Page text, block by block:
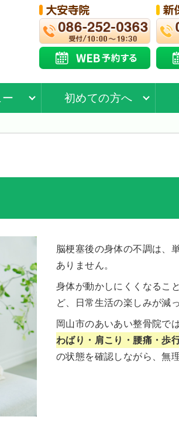
初めての方へ
脳梗塞後の身体の不調は、
ありません。
身体が動かしにくくなるこ
ど、日常生活の楽しみが減
岡山市のあいあい整骨院で
わばり・肩こり・腰痛・歩
の状態を確認しながら、無